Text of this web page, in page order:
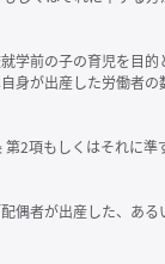
学前の子の育児を目
身が出産した労働者
2項もしくはそれに
偶者が出産した、あ